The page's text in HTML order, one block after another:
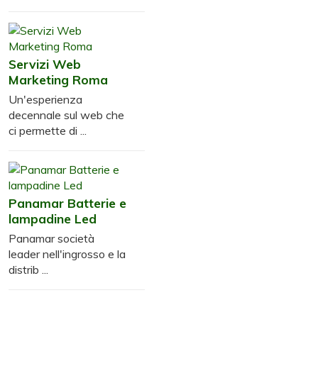
Servizi Web
Marketing Roma
Un'esperienza
decennale sul web che
ci permette di ...
Panamar Batterie e
lampadine Led
Panamar società
leader nell'ingrosso e la
distrib ...